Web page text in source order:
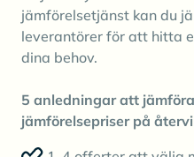
jämförelsetjänst kan du
leverantörer för att hitta
dina behov.
5 anledningar att
jämförelsepriser på